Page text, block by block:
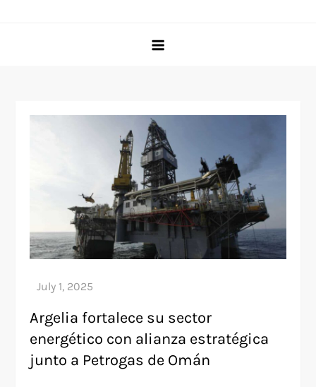
Argelia fortalece su sector
energético con alianza estratégica
junto a Petrogas de Omán